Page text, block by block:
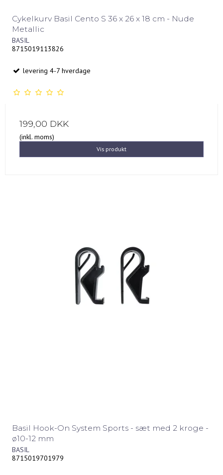
Cykelkurv Basil Cento S 36 x 26 x 18 cm - Nude
Metallic
BASIL
8715019113826
levering 4-7 hverdage
199,00 DKK
(inkl. moms)
Vis produkt
Basil Hook-On System Sports - sæt med 2 kroge -
ø10-12 mm
BASIL
8715019701979